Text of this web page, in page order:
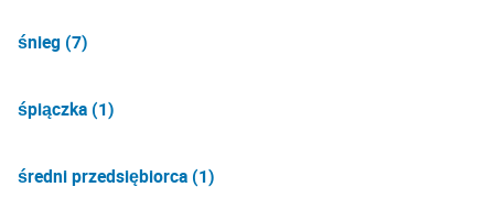
śnieg (7)
śpiączka (1)
średni przedsiębiorca (1)